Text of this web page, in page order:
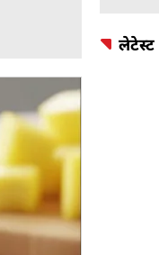
लेटेस्ट